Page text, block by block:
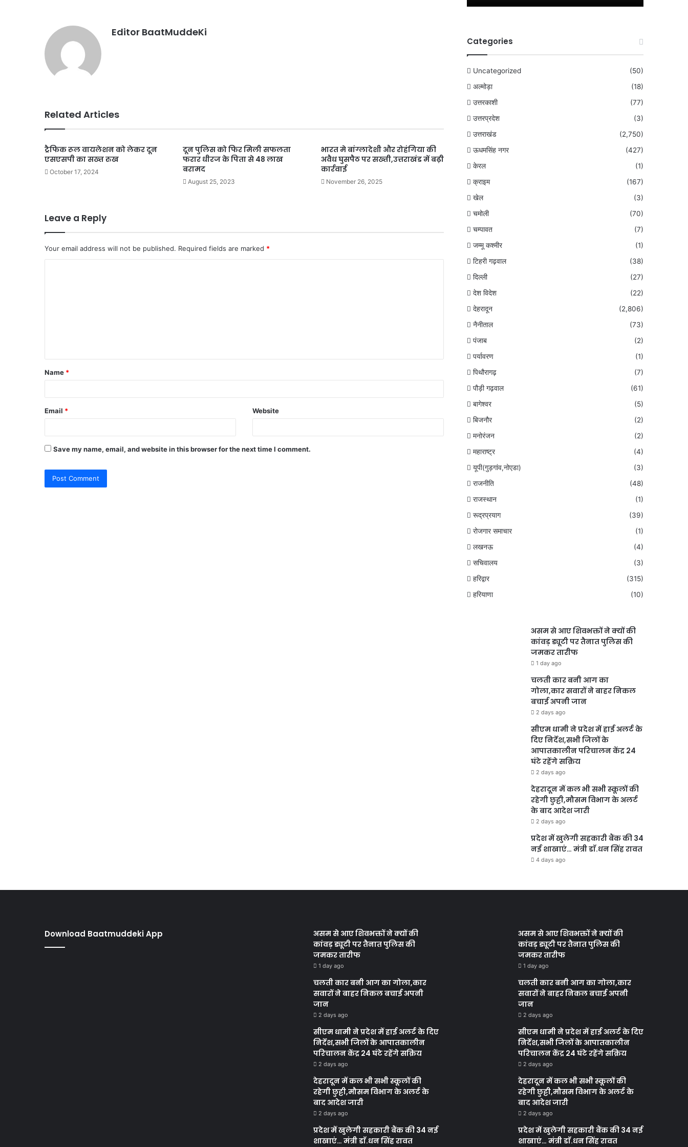
Editor BaatMuddeKi
Related Articles
ट्रैफिक रूल वायलेशन को लेकर दून
एसएसपी का सख्त रुख
October 17, 2024
दून पुलिस को फिर मिली सफलता
फरार धीरज के पिता से 48 लाख
बरामद
August 25, 2023
भारत मे बांग्लादेशी और रोहंगिया की
अवैध घुसपैठ पर सख्ती,उत्तराखंड में बढ़ी
कार्रवाई
November 26, 2025
Leave a Reply
Your email address will not be published. Required fields are marked *
t
*
Name *
Email * Website
Save my name, email, and website in this browser for the next time I comment.
Categories
Uncategorized
(50)
अल्मोड़ा
(18)
उत्तरकाशी
(77)
उत्तरप्रदेश
(3)
उत्तराखंड
(2,750)
ऊधमसिंह नगर
(427)
केरल
(1)
क्राइम
(167)
खेल
(3)
चमोली
(70)
चम्पावत
(7)
जम्मू कश्मीर
(1)
टिहरी गढ़वाल
(38)
दिल्ली
(27)
देश विदेश
(22)
देहरादून
(2,806)
नैनीताल
(73)
पंजाब
(2)
पर्यावरण
(1)
पिथौरागढ़
(7)
पौड़ी गढ़वाल
(61)
बागेश्वर
(5)
बिजनौर
(2)
मनोरंजन
(2)
महाराष्ट्र
(4)
यूपी(गुड़गांव,नोएडा)
(3)
राजनीति
(48)
राजस्थान
(1)
रूद्रप्रयाग
(39)
रोजगार समाचार
(1)
लखनऊ
(4)
सचिवालय
(3)
हरिद्वार
(315)
हरियाणा
(10)
असम से आए शिवभक्तों ने क्यों की
कांवड़ ड्यूटी पर तैनात पुलिस की
जमकर तारीफ
1 day ago
चलती कार बनी आग का
गोला,कार सवारों ने बाहर निकल
बचाई अपनी जान
2 days ago
सीएम धामी ने प्रदेश में हाई अलर्ट के
दिए निर्देश,सभी जिलों के
आपातकालीन परिचालन केंद्र 24
घंटे रहेंगे सक्रिय
2 days ago
देहरादून में कल भी सभी स्कूलों की
रहेगी छुट्टी,मौसम विभाग के अलर्ट
के बाद आदेश जारी
2 days ago
प्रदेश में खुलेगी सहकारी बैंक की 34
नई शाखाएं… मंत्री डाॅ.धन सिंह रावत
4 days ago
Download Baatmuddeki App
असम से आए शिवभक्तों ने क्यों की
कांवड़ ड्यूटी पर तैनात पुलिस की
जमकर तारीफ
1 day ago
चलती कार बनी आग का गोला,कार
सवारों ने बाहर निकल बचाई अपनी
जान
2 days ago
सीएम धामी ने प्रदेश में हाई अलर्ट के दिए
निर्देश,सभी जिलों के आपातकालीन
परिचालन केंद्र 24 घंटे रहेंगे सक्रिय
2 days ago
देहरादून में कल भी सभी स्कूलों की
रहेगी छुट्टी,मौसम विभाग के अलर्ट के
बाद आदेश जारी
2 days ago
प्रदेश में खुलेगी सहकारी बैंक की 34 नई
शाखाएं… मंत्री डाॅ.धन सिंह रावत
असम से आए शिवभक्तों ने क्यों की
कांवड़ ड्यूटी पर तैनात पुलिस की
जमकर तारीफ
1 day ago
चलती कार बनी आग का गोला,कार
सवारों ने बाहर निकल बचाई अपनी
जान
2 days ago
सीएम धामी ने प्रदेश में हाई अलर्ट के दिए
निर्देश,सभी जिलों के आपातकालीन
परिचालन केंद्र 24 घंटे रहेंगे सक्रिय
2 days ago
देहरादून में कल भी सभी स्कूलों की
रहेगी छुट्टी,मौसम विभाग के अलर्ट के
बाद आदेश जारी
2 days ago
प्रदेश में खुलेगी सहकारी बैंक की 34 नई
शाखाएं… मंत्री डाॅ.धन सिंह रावत